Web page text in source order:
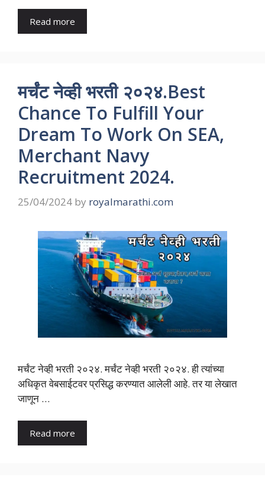
Read more
मर्चंट नेव्ही भरती २०२४.Best
Chance To Fulfill Your
Dream To Work On SEA,
Merchant Navy
Recruitment 2024.
25/04/2024 by royalmarathi.com
मर्चंट नेव्ही भरती २०२४. मर्चंट नेव्ही भरती २०२४. ही त्यांच्या
अधिकृत वेबसाईटवर प्रसिद्ध करण्यात आलेली आहे. तर या लेखात
जाणून …
Read more